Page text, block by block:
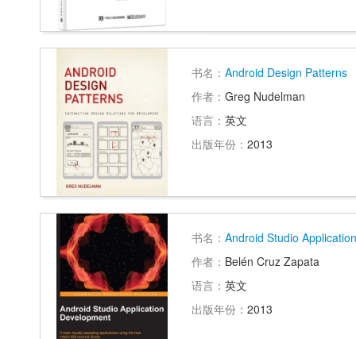
书名： Android Design Patterns
作者： Greg Nudelman
语言： 英文
出版年份： 2013
书名： Android Studio
作者： Belén Cruz Zapata
语言： 英文
出版年份： 2013